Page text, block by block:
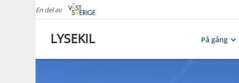
En del av
LYSEKIL På gång